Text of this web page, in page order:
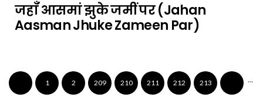
जहाँ आसमां झुके जमीं पर (Jahan
Aasman Jhuke Zameen Par)
1 2 ...
209 210 211 212 213